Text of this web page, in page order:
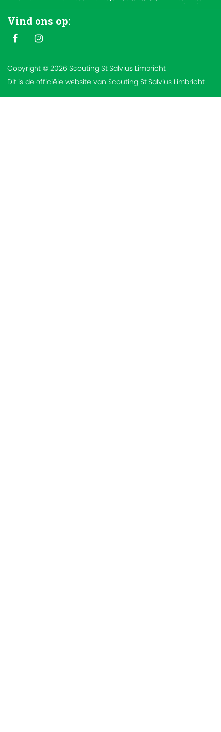
Vind ons op:
Copyright © 2026 Scouting St Salvius Limbricht
Dit is de officiële website van Scouting St Salvius Limbricht